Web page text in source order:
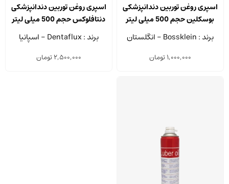
اسپری روغن توربین دندانپزشکی
بوسکلین حجم 500 میلی لیتر
برند : Bossklein - انگلستان
1,000,000تومان
اسپری روغن توربین دندانپزشکی
دنتافلوکس حجم 500 میلی لیتر
برند : Dentaflux - اسپانیا
2,500,000تومان